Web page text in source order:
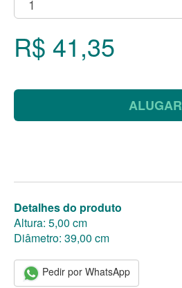
R$ 41,35
ALUGAR
Detalhes do produto
Altura: 5,00 cm
Diâmetro: 39,00 cm
Pedir por WhatsApp